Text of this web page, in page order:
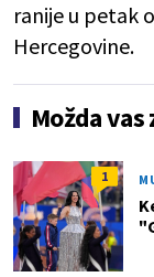
ranije u petak
Hercegovine.
Možda
1